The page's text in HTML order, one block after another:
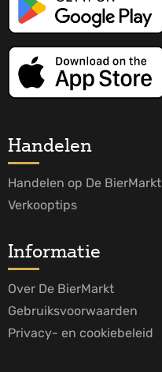
Handelen
Handelen op De BierMarkt
Verkooptips
Informatie
Over De BierMarkt
Gebruiksvoorwaarden
Privacy- en cookiebeleid